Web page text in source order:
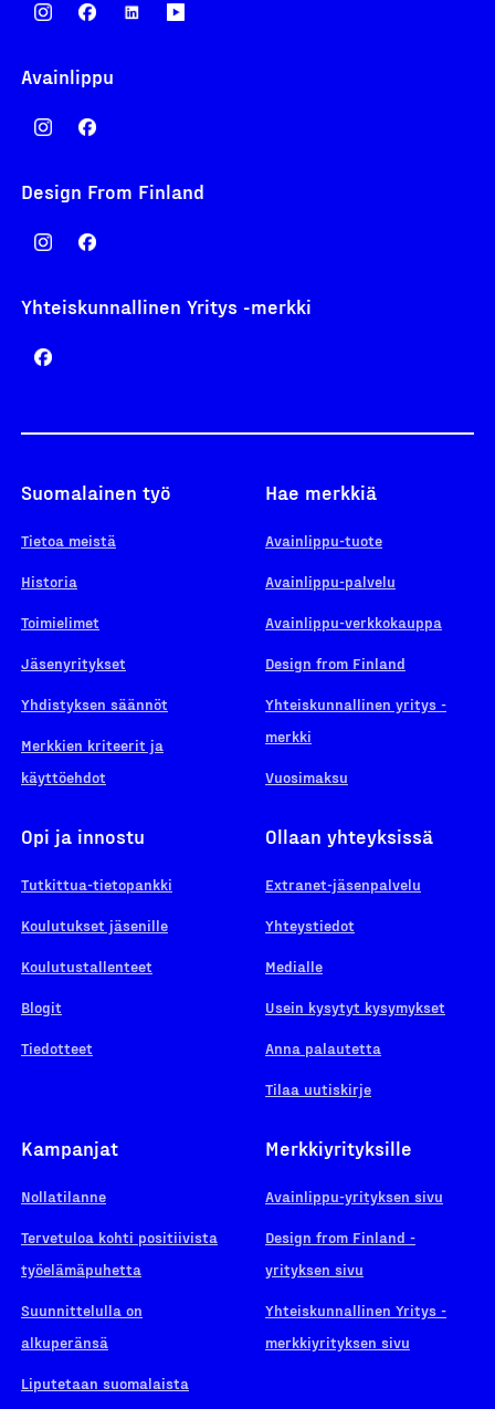
Avainlippu
Design From Finland
Yhteiskunnallinen Yritys -merkki
Suomalainen työ
Tietoa meistä
Historia
Toimielimet
Jäsenyritykset
Yhdistyksen säännöt
Merkkien kriteerit ja
käyttöehdot
Hae merkkiä
Avainlippu-tuote
Avainlippu-palvelu
Avainlippu-verkkokauppa
Design from Finland
Yhteiskunnallinen yritys -
merkki
Vuosimaksu
Opi ja innostu
Tutkittua-tietopankki
Koulutukset jäsenille
Koulutustallenteet
Blogit
Tiedotteet
Ollaan yhteyksissä
Extranet-jäsenpalvelu
Yhteystiedot
Medialle
Usein kysytyt kysymykset
Anna palautetta
Tilaa uutiskirje
Kampanjat
Nollatilanne
Tervetuloa kohti positiivista
työelämäpuhetta
Suunnittelulla on
alkuperänsä
Liputetaan suomalaista
Merkkiyrityksille
Avainlippu-yrityksen sivu
Design from Finland -
yrityksen sivu
Yhteiskunnallinen Yritys -
merkkiyrityksen sivu